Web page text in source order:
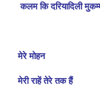
कलम कि दरियादिली
मेरे मोहन
मेरी राहें तेरे तक हैं